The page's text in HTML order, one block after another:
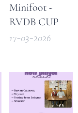
Minifoot -
RVDB CUP
17-03-2026